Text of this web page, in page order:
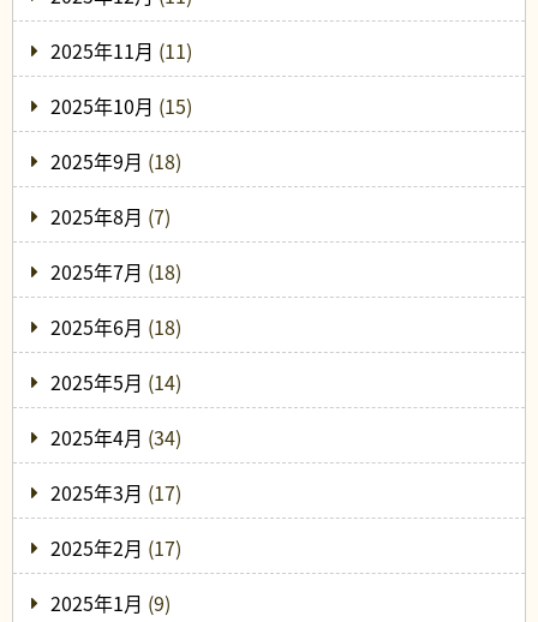
2025年11月 (11)
2025年10月 (15)
2025年9月 (18)
2025年8月 (7)
2025年7月 (18)
2025年6月 (18)
2025年5月 (14)
2025年4月 (34)
2025年3月 (17)
2025年2月 (17)
2025年1月 (9)